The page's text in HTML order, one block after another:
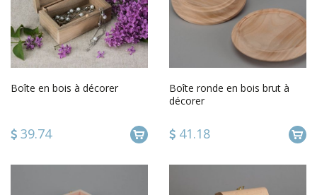
Boîte en bois à décorer
39.74
Boîte ronde en bois brut à
décorer
41.18